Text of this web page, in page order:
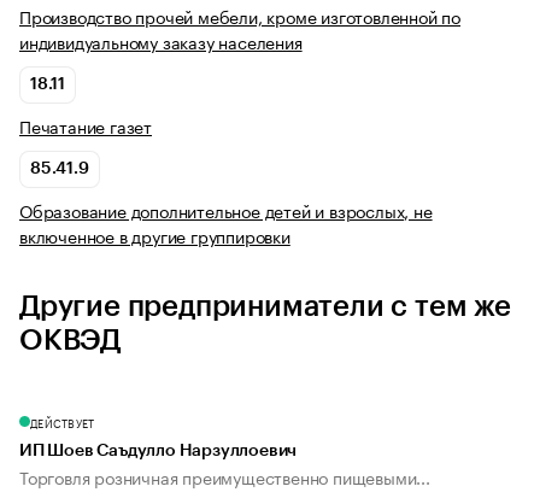
Производство прочей мебели, кроме изготовленной по
индивидуальному заказу населения
18.11
Печатание газет
85.41.9
Образование дополнительное детей и взрослых, не
включенное в другие группировки
Другие предприниматели с тем же
ОКВЭД
ДЕЙСТВУЕТ
ИП Шоев Саъдулло Нарзуллоевич
Торговля розничная преимущественно пищевыми...